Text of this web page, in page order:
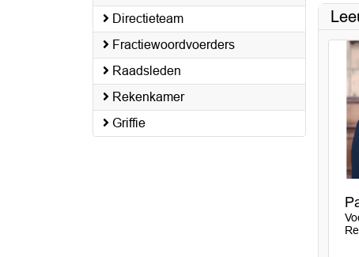
Directieteam
Fractiewoordvoerders
Raadsleden
Rekenkamer
Griffie